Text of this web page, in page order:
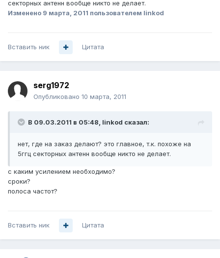
секторных антенн вообще никто не делает.
Изменено 9 марта, 2011 пользователем linkod
Вставить ник Цитата
serg1972
Опубликовано 10 марта, 2011
В 09.03.2011 в 05:48, linkod сказал:
нет, где на заказ делают? это главное, т.к. похоже на
5ггц секторных антенн вообще никто не делает.
с каким усилением необходимо?
сроки?
полоса частот?
Вставить ник Цитата